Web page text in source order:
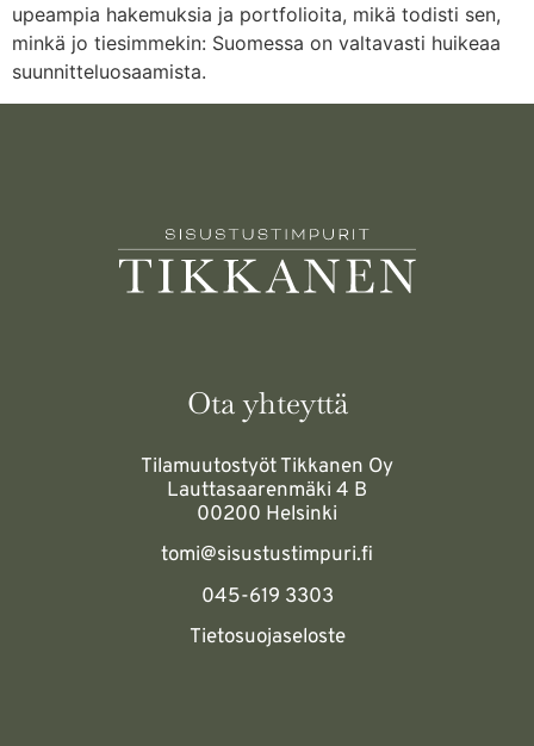
upeampia hakemuksia ja portfolioita, mikä todisti sen,
minkä jo tiesimmekin: Suomessa on valtavasti huikeaa
suunnitteluosaamista.
Ota yhteyttä
Tilamuutostyöt Tikkanen Oy
Lauttasaarenmäki 4 B
00200 Helsinki
tomi@sisustustimpuri.fi
045-619 3303
Tietosuojaseloste